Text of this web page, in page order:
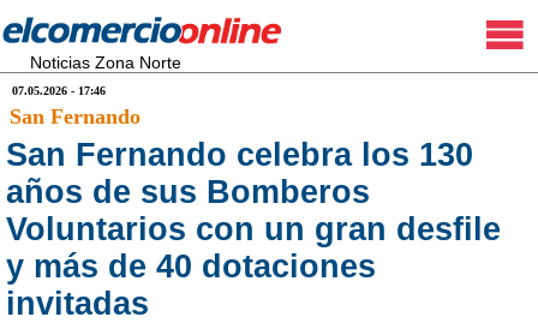
Noticias Zona Norte
07.05.2026 - 17:46
San Fernando
San Fernando celebra los 130
años de sus Bomberos
Voluntarios con un gran desfile
y más de 40 dotaciones
invitadas